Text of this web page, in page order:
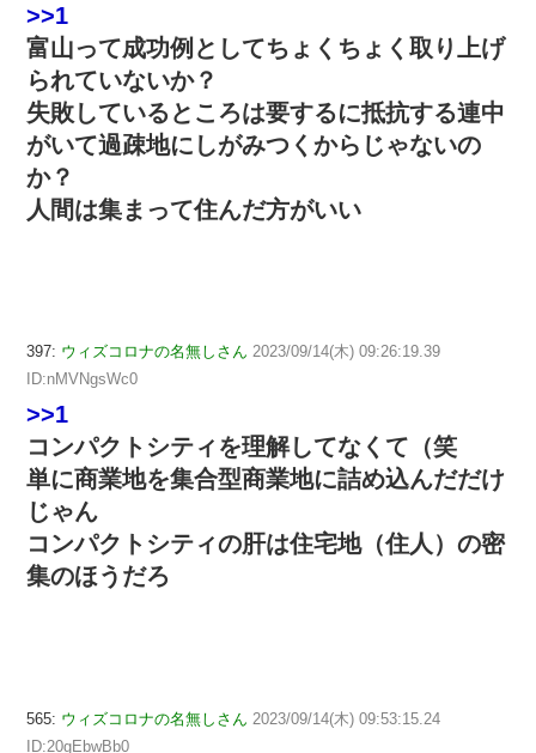
>>1
富山って成功例としてちょくちょく取り上げ
られていないか？
失敗しているところは要するに抵抗する連中
がいて過疎地にしがみつくからじゃないの
か？
人間は集まって住んだ方がいい
397: ウィズコロナの名無しさん 2023/09/14(木) 09:26:19.39
ID:nMVNgsWc0
>>1
コンパクトシティを理解してなくて（笑
単に商業地を集合型商業地に詰め込んだだけ
じゃん
コンパクトシティの肝は住宅地（住人）の密
集のほうだろ
565: ウィズコロナの名無しさん 2023/09/14(木) 09:53:15.24
ID:20gEbwBb0